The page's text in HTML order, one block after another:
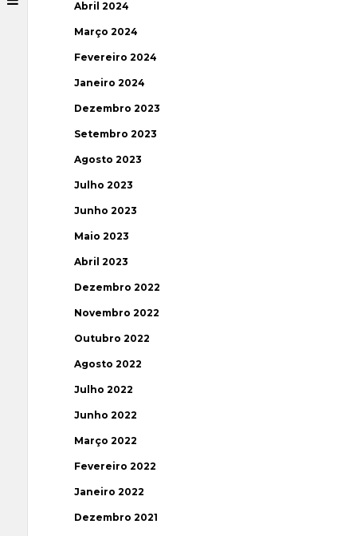
Abril 2024
Março 2024
Fevereiro 2024
Janeiro 2024
Dezembro 2023
Setembro 2023
Agosto 2023
Julho 2023
Junho 2023
Maio 2023
Abril 2023
Dezembro 2022
Novembro 2022
Outubro 2022
Agosto 2022
Julho 2022
Junho 2022
Março 2022
Fevereiro 2022
Janeiro 2022
Dezembro 2021